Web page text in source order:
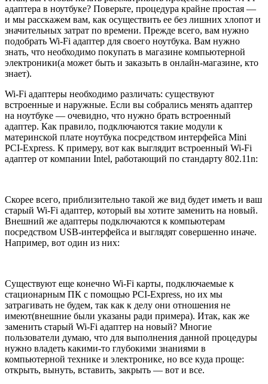
адаптера в ноутбуке? Поверьте, процедура крайне простая —
и мы расскажем вам, как осуществить ее без лишних хлопот и
значительных затрат по времени. Прежде всего, вам нужно
подобрать Wi-Fi адаптер для своего ноутбука. Вам нужно
знать, что необходимо покупать в магазине компьютерной
электроники(а может быть и заказыть в онлайн-магазине, кто
знает).
Wi-Fi адаптеры необходимо различать: существуют
встроенные и наружные. Если вы собрались менять адаптер
на ноутбуке — очевидно, что нужно брать встроенный
адаптер. Как правило, подключаются такие модули к
материнской плате ноутбука посредством интерфейса Mini
PCI-Express. К примеру, вот как выглядит встроенный Wi-Fi
адаптер от компании Intel, работающий по стандарту 802.11n:
Скорее всего, приблизительно такой же вид будет иметь и ваш
старый Wi-Fi адаптер, который вы хотите заменить на новый.
Внешний же адаптеры подключаются к компьютерам
посредством USB-интерфейса и выглядят совершенно иначе.
Например, вот один из них:
Существуют еще конечно Wi-Fi карты, подключаемые к
стационарным ПК с помощью PCI-Express, но их мы
затрагивать не будем, так как к делу они отношения не
имеют(внешние были указаны ради примера). Итак, как же
заменить старый Wi-Fi адаптер на новый? Многие
пользователи думаю, что для выполнения данной процедуры
нужно владеть какими-то глубокими знаниями в
компьютерной технике и электронике, но все куда проще:
открыть, вынуть, вставить, закрыть — вот и все.